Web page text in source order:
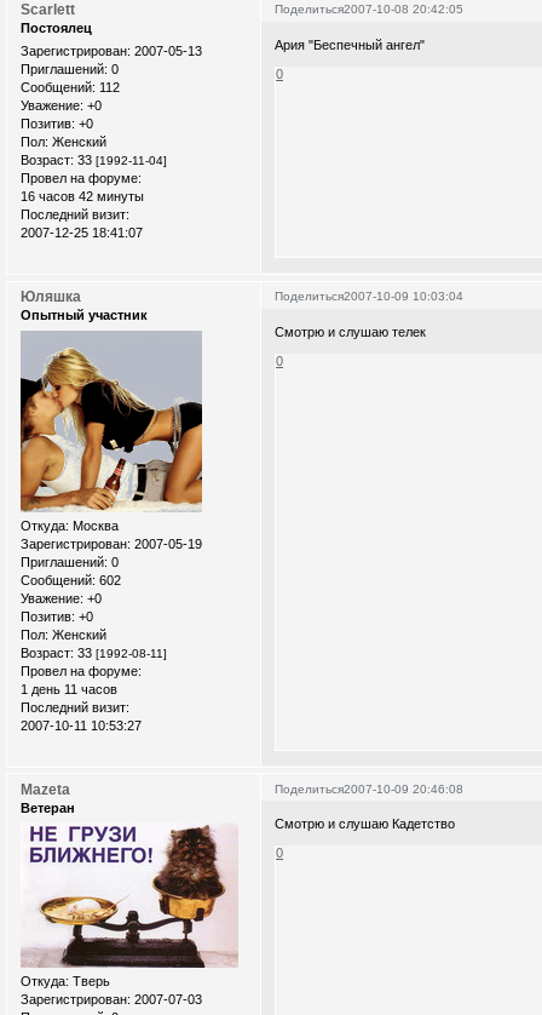
Поделиться2007-10-08 20:42:05
Scarlett
Постоялец
Зарегистрирован: 2007-05-13
Приглашений: 0
Сообщений: 112
Уважение: +0
Позитив: +0
Пол: Женский
Возраст: 33 [1992-11-04]
Провел на форуме:
16 часов 42 минуты
Последний визит:
2007-12-25 18:41:07
Ария "Беспечный ангел"
0
Поделиться2007-10-09 10:03:04
Юляшка
Опытный участник
Откуда: Москва
Зарегистрирован: 2007-05-19
Приглашений: 0
Сообщений: 602
Уважение: +0
Позитив: +0
Пол: Женский
Возраст: 33 [1992-08-11]
Провел на форуме:
1 день 11 часов
Последний визит:
2007-10-11 10:53:27
Смотрю и слушаю телек
0
Поделиться2007-10-09 20:46:08
Mazeta
Ветеран
Откуда: Тверь
Зарегистрирован: 2007-07-03
Смотрю и слушаю Кадетство
0